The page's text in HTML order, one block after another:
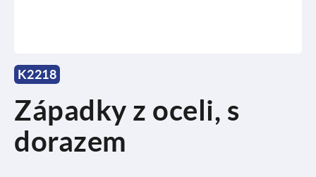
K2218
Západky z oceli, s
dorazem